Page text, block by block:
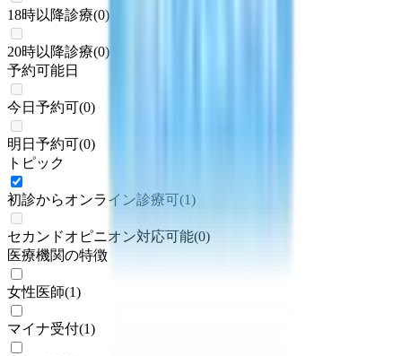
18時以降診療(0)
20時以降診療(0)
予約可能日
今日予約可(0)
明日予約可(0)
トピック
初診からオンライン診療可(1)
セカンドオピニオン対応可能(0)
医療機関の特徴
女性医師(1)
マイナ受付(1)